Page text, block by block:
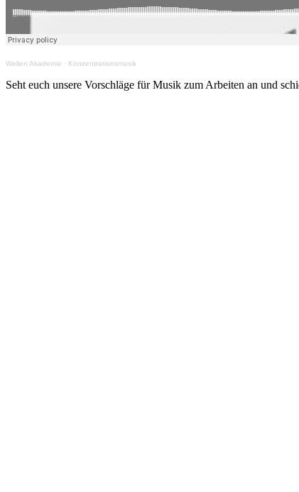
Wellen Akademie · Konzentrationsmusik
Seht euch unsere Vorschläge für Musik zum Arbeiten an und